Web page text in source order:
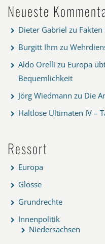
Neueste
Dieter Gabriel zu
Burgitt Ihm zu
Aldo Orelli zu Europa
Bequemlichkeit
Jörg Wiedmann zu Die
Haltlose Ultimaten IV –
Ressort
Europa
Glosse
Grundrechte
Innenpolitik
Niedersachsen